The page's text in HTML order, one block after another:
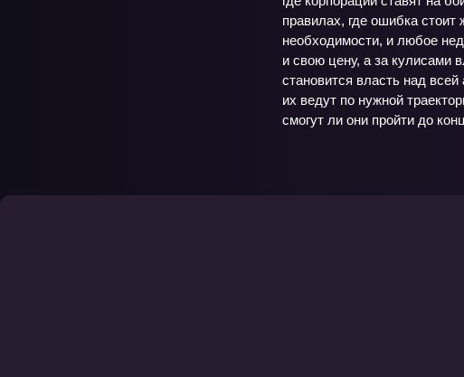
правилах, где ошибка
необходимости, и любое
и свою цену, а за кулисами
становится власть над
их ведут по нужной
смогут ли они пройти до